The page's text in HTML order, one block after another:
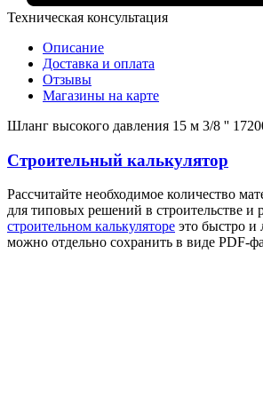
Техническая консультация
Описание
Доставка и оплата
Отзывы
Магазины на карте
Шланг высокого давления 15 м 3/8 ''
Строительный калькулятор
Рассчитайте необходимое количество
для типовых решений в строительстве
строительном калькуляторе это быстро и
можно отдельно сохранить в виде PDF-